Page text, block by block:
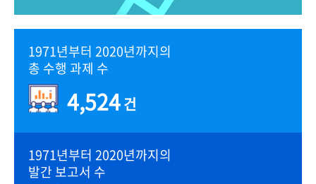
1971년부터 2020년까지의
총 수행 과제 수
4,524건
1971년부터 2020년까지의
발간 보고서 수